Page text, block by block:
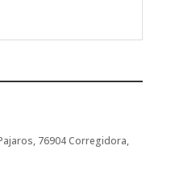
76904 Corregidora,